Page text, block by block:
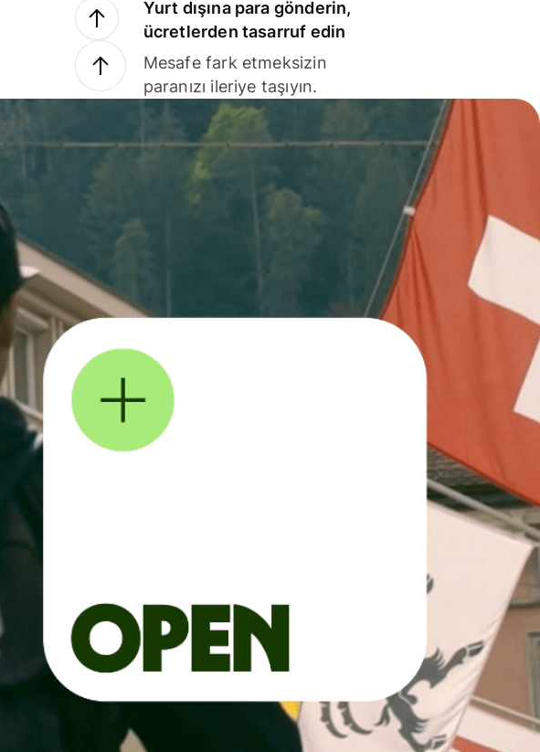
Yurt dışına para gönderin,
ücretlerden tasarruf edin
Mesafe fark etmeksizin
paranızı ileriye taşıyın.